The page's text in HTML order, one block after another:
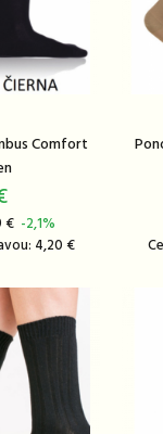
Comfort
€ -2,1%
4,20 €